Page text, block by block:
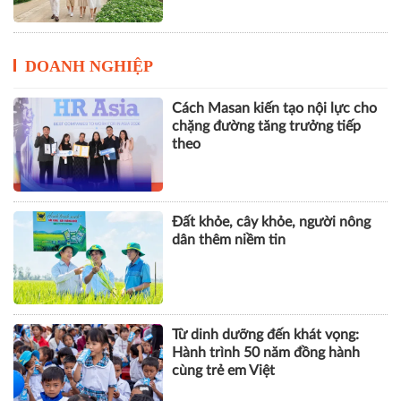
DOANH NGHIỆP
Cách Masan kiến tạo nội lực cho
chặng đường tăng trưởng tiếp
theo
Đất khỏe, cây khỏe, người nông
dân thêm niềm tin
Từ dinh dưỡng đến khát vọng:
Hành trình 50 năm đồng hành
cùng trẻ em Việt